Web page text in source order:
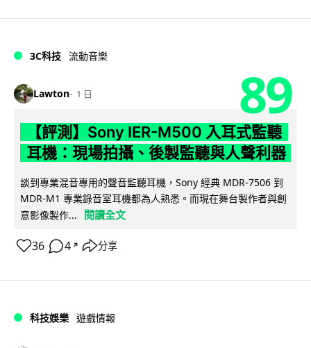
3C科技 流動音樂
Lawton 1 日 89
【評測】Sony IER-M500 入耳式監聽
耳機：現場拍攝、後製監聽與人聲利器
談到專業混音專用的聲音監聽耳機，Sony 經典 MDR-7506 到
MDR-M1 專業錄音室耳機都為人熟悉。而現在舞台製作者與創
意影像製作...
閱讀全文
36 4 ↗ 分享
科技娛樂 遊戲情報